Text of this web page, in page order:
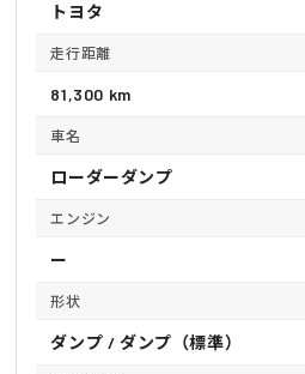
トヨタ
走行距離
81,300 km
車名
ローダーダンプ
エンジン
ー
形状
ダンプ / ダンプ（標準）